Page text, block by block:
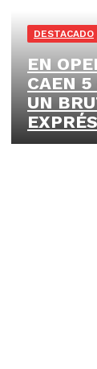
DESTACADO
EN
CAEN 5
UN